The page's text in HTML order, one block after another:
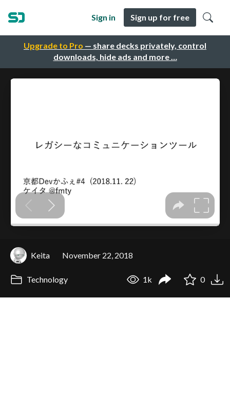
Upgrade to Pro — share decks privately, control
downloads, hide ads and more …
Sign in Sign up for free
Keita November 22, 2018
Technology 1k 0